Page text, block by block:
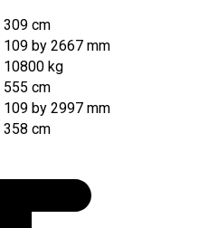
309 cm
109 by 2667 mm
10800 kg
555 cm
109 by 2997 mm
358 cm